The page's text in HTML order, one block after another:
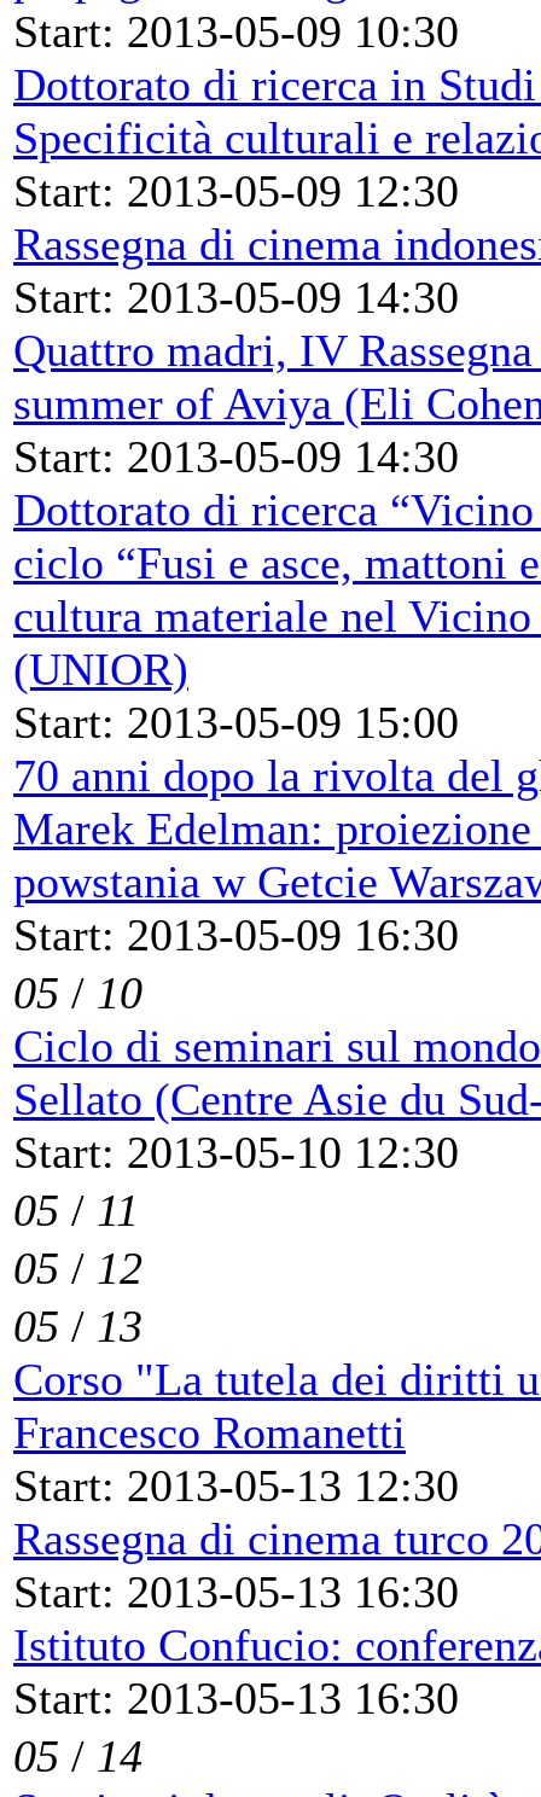
Start: 2013-05-09 10:30
Dottorato di ricerca in
Specificità culturali e
Start: 2013-05-09 12:30
Rassegna di cinema
Start: 2013-05-09 14:30
Quattro madri, IV
summer of Aviya (Eli
Start: 2013-05-09 14:30
Dottorato di ricerca
ciclo “Fusi e asce, mattoni
cultura materiale nel
(UNIOR)
Start: 2013-05-09 15:00
70 anni dopo la rivolta del
Marek Edelman:
powstania w Getcie
Start: 2013-05-09 16:30
05 / 10
Ciclo di seminari sul
Sellato (Centre Asie du
Start: 2013-05-10 12:30
05 / 11
05 / 12
05 / 13
Corso "La tutela dei diritti
Francesco Romanetti
Start: 2013-05-13 12:30
Rassegna di cinema turco
Start: 2013-05-13 16:30
Istituto Confucio:
Start: 2013-05-13 16:30
05 / 14